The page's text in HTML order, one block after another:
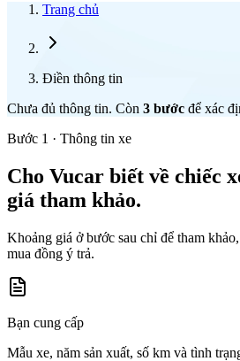
Trang chủ
Điền thông tin
Chưa đủ thông tin. Còn 3 bước để xác
Bước 1 · Thông tin xe
Cho Vucar biết về chiếc
giá tham khảo.
Khoảng giá ở bước sau chỉ để tham
mua đồng ý trả.
Bạn cung cấp
Mẫu xe, năm sản xuất, số km và tình